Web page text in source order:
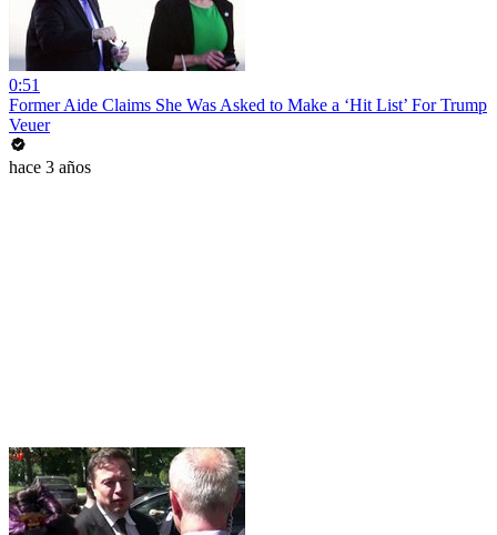
0:51
Former Aide Claims She Was Asked to Make a ‘Hit List’ For Trump
Veuer
hace 3 años